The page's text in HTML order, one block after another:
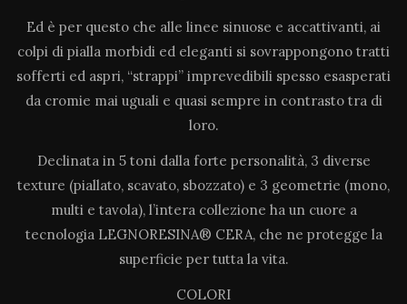
Ed è per questo che alle linee sinuose e accattivanti, ai
colpi di pialla morbidi ed eleganti si sovrappongono tratti
sofferti ed aspri, “strappi” imprevedibili spesso esasperati
da cromie mai uguali e quasi sempre in contrasto tra di
loro.
Declinata in 5 toni dalla forte personalità, 3 diverse
texture (piallato, scavato, sbozzato) e 3 geometrie (mono,
multi e tavola), l’intera collezione ha un cuore a
tecnologia LEGNORESINA® CERA, che ne protegge la
superficie per tutta la vita.
COLORI